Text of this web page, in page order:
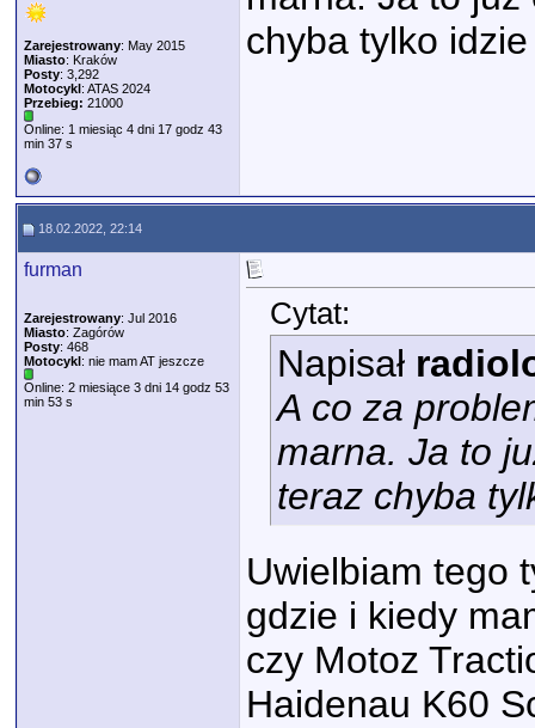
Zarejestrowany: May 2015
Miasto: Kraków
Posty: 3,292
Motocykl: ATAS 2024
Przebieg: 21000
Online: 1 miesiąc 4 dni 17 godz 43
min 37 s
chyba tylko
18.02.2022, 22:14
furman
Zarejestrowany: Jul 2016
Miasto: Zagórów
Posty: 468
Motocykl: nie mam AT jeszcze
Online: 2 miesiące 3 dni 14 godz 53
min 53 s
Cytat:
Napisał
A co za
marna. Ja to
teraz chyba
Uwielbiam tego
gdzie i kiedy
czy Motoz
Haidenau K60